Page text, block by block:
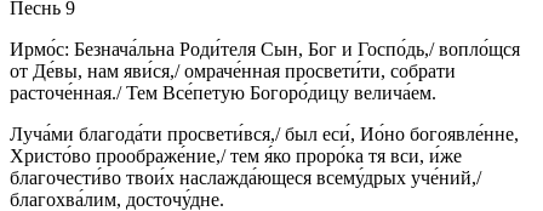
Песнь 9
Ирмо́с: Безнача́льна Роди́теля Сын, Бог и Госпо́дь,/ вопло́щся
от Де́вы, нам яви́ся,/ омраче́нная просвети́ти, собрати
расточе́нная./ Тем Все́петую Богоро́дицу велича́ем.
Луча́ми благода́ти просвети́вся,/ был еси́, Ио́но богоявле́нне,
Христо́во проображе́ние,/ тем я́ко проро́ка тя вси, и́же
благочести́во твои́х наслажда́ющеся всему́дрых уче́ний,/
благохва́лим, досточу́дне.